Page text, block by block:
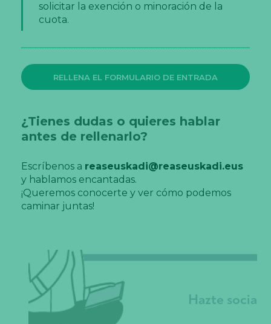
solicitar la exención o minoración de la
cuota.
RELLENA EL FORMULARIO DE ENTRADA
¿Tienes dudas o quieres hablar
antes de rellenarlo?
Escríbenos a reaseuskadi@reaseuskadi.eus
y hablamos encantadas.
¡Queremos conocerte y ver cómo podemos
caminar juntas!
Hazte socia